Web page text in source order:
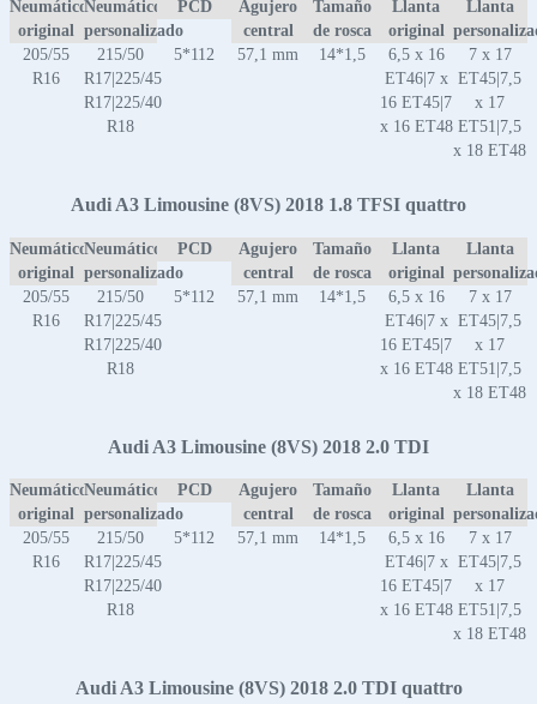
Neumático
original
Neumático
personalizado
PCD
Agujero
central
Tamaño
de rosca
Llanta
original
Llanta
205/55
R16
215/50
R17|225/45
R17|225/40
R18
5*112 57,1 mm 14*1,5
6,5 x 16
ET46|7 x
16 ET45|7
x 16 ET48
7 x 17
ET45|7,5
x 17
ET51|7,5
x 18 ET48
Audi A3 Limousine (8VS) 2018 1.8 TFSI quattro
Neumático
original
Neumático
personalizado
PCD
Agujero
central
Tamaño
de rosca
Llanta
original
Llanta
205/55
R16
215/50
R17|225/45
R17|225/40
R18
5*112 57,1 mm 14*1,5
6,5 x 16
ET46|7 x
16 ET45|7
x 16 ET48
7 x 17
ET45|7,5
x 17
ET51|7,5
x 18 ET48
Audi A3 Limousine (8VS) 2018 2.0 TDI
Neumático
original
Neumático
personalizado
PCD
Agujero
central
Tamaño
de rosca
Llanta
original
Llanta
205/55
R16
215/50
R17|225/45
R17|225/40
R18
5*112 57,1 mm 14*1,5
6,5 x 16
ET46|7 x
16 ET45|7
x 16 ET48
7 x 17
ET45|7,5
x 17
ET51|7,5
x 18 ET48
Audi A3 Limousine (8VS) 2018 2.0 TDI quattro